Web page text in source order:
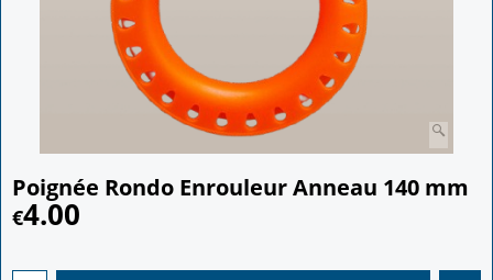
Poignée Rondo Enrouleur Anneau 140 mm
€4.00